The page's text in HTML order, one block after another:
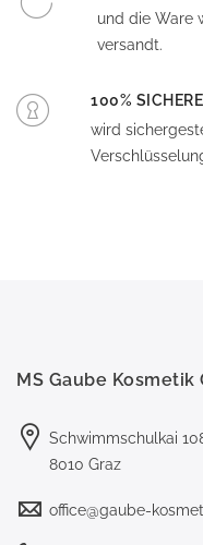
und die Ware
versandt.
100%
wird
MS Gaube Kosmetik
Schwimmschulkai
8010 Graz
office@gaube-